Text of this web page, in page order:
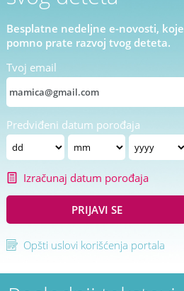
Besplatne nedeljne e-novosti, koje
pomno prate razvoj tvog deteta.
Tvoj email
Predviđeni datum porođaja
Izračunaj datum porođaja
PRIJAVI SE
Opšti uslovi korišćenja portala